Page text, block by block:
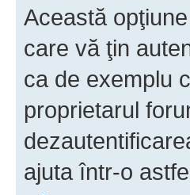
Această
care vă ţin
ca de exemplu
proprietarul
ajuta într-o